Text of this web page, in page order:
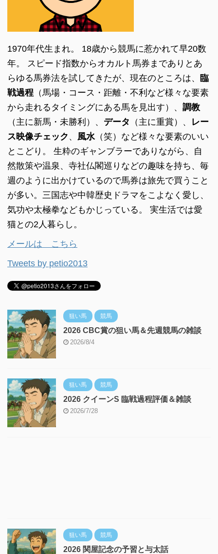
1970年代生まれ。 18歳から競馬に惹かれて早20数
年。 スピード指数からオカルト馬券までありとあ
らゆる馬券法を試してきたが、現在のところは、 臨
戦過程 （馬場・コース・距離・不利など様々な要素
から走れるタイミングにある馬を見出す）、 調教
（主に新馬・未勝利）、 データ （主に重賞）、 レー
ス映像チェック 、 風水（笑）など様々な要素のいい
とこどり。 生粋のギャンブラーでありながら、自
然散策や温泉、寺社仏閣巡りなどの趣味を持ち、毎
週のように出かけているので馬券は旅先で買うこと
が多い。三国志や中韓歴史ドラマをこよなく愛し、
気功や太極拳などもかじっている。 実生活では愛
猫との2人暮らし。
メールは こちら
Tweets by petio2013
狙い馬 競馬
2026 CBC賞の狙い馬＆先週競馬の雑談
2026/8/4
狙い馬 競馬
2026 クイーンS 臨戦過程評価＆雑談
2026/7/28
狙い馬 競馬
2026 関屋記念の予習と与太話